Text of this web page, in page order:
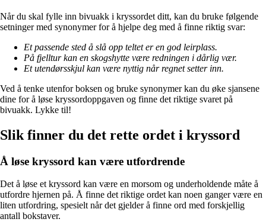
Når du skal fylle inn bivuakk i kryssordet ditt, kan du bruke følgende
setninger med synonymer for å hjelpe deg med å finne riktig svar:
Et passende sted å slå opp teltet er en god leirplass.
På fjelltur kan en skogshytte være redningen i dårlig vær.
Et utendørsskjul kan være nyttig når regnet setter inn.
Ved å tenke utenfor boksen og bruke synonymer kan du øke sjansene
dine for å løse kryssordoppgaven og finne det riktige svaret på
bivuakk. Lykke til!
Slik finner du det rette ordet i kryssord
Å løse kryssord kan være utfordrende
Det å løse et kryssord kan være en morsom og underholdende måte å
utfordre hjernen på. Å finne det riktige ordet kan noen ganger være en
liten utfordring, spesielt når det gjelder å finne ord med forskjellig
antall bokstaver.